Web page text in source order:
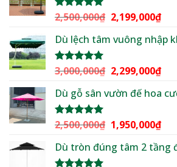
Được xếp
5 sao
2,500,000₫ Giá
là:
2,199,000₫Giá
tại
Dù lệch tâm vuông nhập
Được xếp
5 sao
3,000,000₫ Giá
là:
2,299,000₫Giá
tại
Dù gỗ sân vườn đế hoa
Được xếp
5 sao
2,500,000₫ Giá
là:
1,950,000₫Giá
tại
Dù tròn đúng tâm 2 tầng